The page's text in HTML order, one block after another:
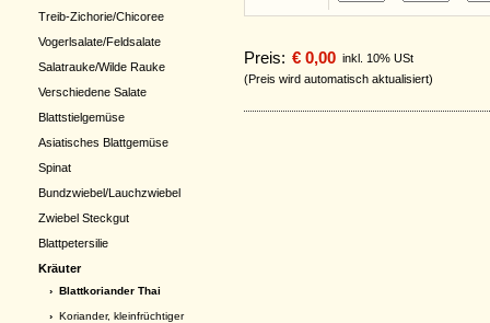
Treib-Zichorie/Chicoree
Vogerlsalate/Feldsalate
Salatrauke/Wilde Rauke
Verschiedene Salate
Blattstielgemüse
Asiatisches Blattgemüse
Spinat
Bundzwiebel/Lauchzwiebel
Zwiebel Steckgut
Blattpetersilie
Kräuter
› Blattkoriander Thai
› Koriander, kleinfrüchtiger
Preis: € 0,00 inkl. 10% USt
(Preis wird automatisch aktualisiert)